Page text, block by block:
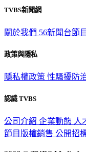
TVBS新聞網
關於我們 56新聞台節
政策與隱私
隱私權政策 性騷擾防
認識 TVBS
公司介紹 企業動態 人
節目版權銷售 公開招